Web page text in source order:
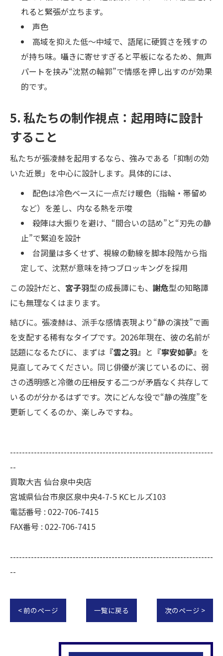
れると緊張が立ちます。
声色
高域を抑えた低〜中域で、語尾に硬質さを残すの
が持ち味。囁きに寄せすぎると平板になるため、無声
パートを挟み“沈黙の輪郭”で情感を押し出すのが効果
的です。
5. 私たちの制作視点：起用時に設計
すること
私たちが張凌赫を起用するなら、強みである「抑制の効
いた近景」を中心に設計します。具体的には、
配色は冷色ベースに一点だけ暖色（指輪・帯留め
など）を差し、内なる熱を示唆
殺陣は大振りを避け、“間合いの詰め”と“刃先の静
止”で緊迫を設計
台詞量は多くせず、視線の動線を脚本段階から指
定して、沈黙が意味を持つブロッキングを採用
この設計だと、 宮子羽型の成長譚にも、 謝危型の知略譚
にも無理なくはまります。
結びに。張凌赫は、派手な感情表現より“静の演技”で画
を支配する稀有なタイプです。2026年現在、彼の名前が
話題になるたびに、まずは 『雲之羽』 と 『寧安如夢』 を
見直してみてください。同じ俳優が演じているのに、弱
さの透明感と冷徹の圧――相反する二つが矛盾なく共存して
いるのが分かるはずです。次にどんな役で“静の強度”を
更新してくるのか、楽しみですね。
--------------------------------------------------------------------
--
買取大吉 仙台泉中央店
宮城県仙台市泉区泉中央4-7-5 KCヒルズ103
電話番号 : 022-706-7415
FAX番号 : 022-706-7415
--------------------------------------------------------------------
--
< 前のページ 一覧に戻る 次のページ >